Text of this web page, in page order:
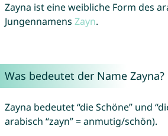
Zayna ist eine weibliche Form des
Jungennamens Zayn.
Was bedeutet der Name Zayna?
Zayna bedeutet “die Schöne” und
arabisch “zayn” = anmutig/schön).